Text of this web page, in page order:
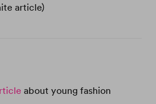
article)
about young fashion